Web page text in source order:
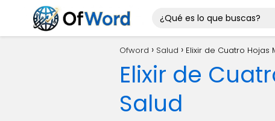
Ofword Salud Elixir de Cuatro Hojas
Elixir de
Salud